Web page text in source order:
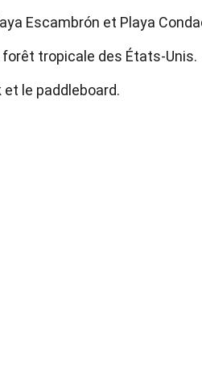
Escambrón et Playa
tropicale des États-Unis.
le paddleboard.